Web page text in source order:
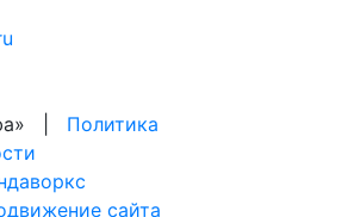
| Политика
сайта